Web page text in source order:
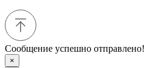
Сообщение успешно отправлено!
×